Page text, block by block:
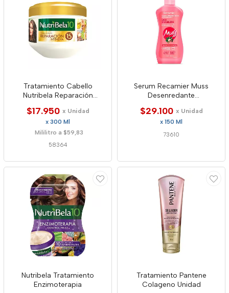
Tratamiento Cabello
Nutribela Reparación
$17.950 x Unidad
x 300 Ml
Mililitro a $59,83
58364
Serum Recamier Muss
Desenredante
$29.100 x Unidad
x 150 Ml
73610
Nutribela Tratamiento
Enzimoterapia
Tratamiento Pantene
Colageno Unidad